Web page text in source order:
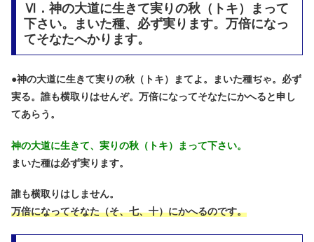
Ⅵ．神の大道に生きて実りの秋（トキ）まって
下さい。まいた種、必ず実ります。万倍になっ
てそなたへかります。
●神の大道に生きて実りの秋（トキ）まてよ。まいた種ぢゃ。必ず
実る。誰も横取りはせんぞ。万倍になってそなたにかへると申し
てあらう。
神の大道に生きて、実りの秋（トキ）まって下さい。
まいた種は必ず実ります。
誰も横取りはしません。
万倍になってそなた（そ、七、十）にかへるのです。